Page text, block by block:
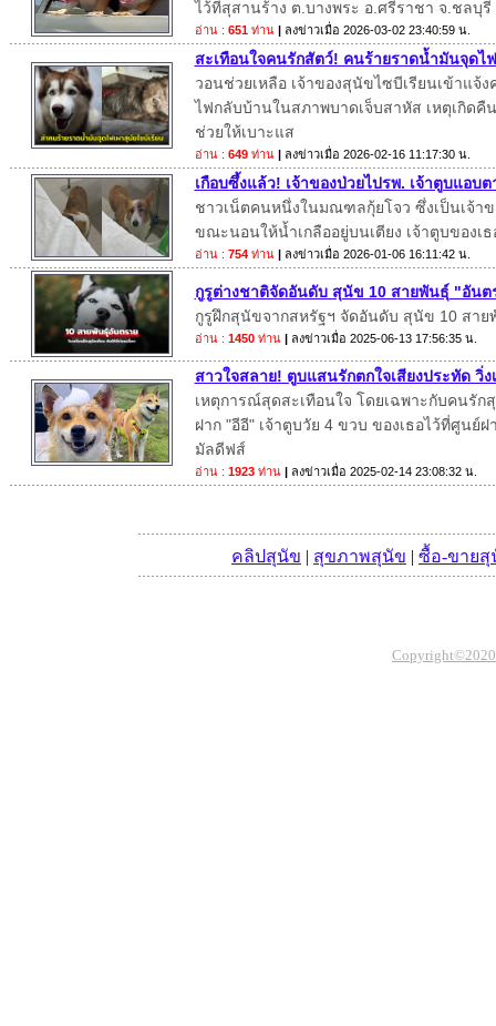
ไว้ที่สุสานร้าง ต.บางพระ อ.ศรีราชา จ.ชลบุรี
อ่าน : 651ท่าน | ลงข่าวเมื่อ 2026-03-02 23:40:59 น.
สะเทือนใจคนรักสัตว์! คนร้ายราดน้ำมันจุดไ
วอนช่วยเหลือ เจ้าของสุนัขไซบีเรียนเข้าแ
ไฟกลับบ้านในสภาพบาดเจ็บสาหัส เหตุเกิด
ช่วยให้เบาะแส
อ่าน : 649ท่าน | ลงข่าวเมื่อ 2026-02-16 11:17:30 น.
เกือบซึ้งแล้ว! เจ้าของป่วยไปรพ. เจ้าตูบแอบ
ชาวเน็ตคนหนึ่งในมณฑลกุ้ยโจว ซึ่งเป็นเจ้า
ขณะนอนให้น้ำเกลืออยู่บนเตียง เจ้าตูบของเ
อ่าน : 754ท่าน | ลงข่าวเมื่อ 2026-01-06 16:11:42 น.
กูรูต่างชาติจัดอันดับ สุนัข 10 สายพันธุ์ "อันต
กูรูฝึกสุนัขจากสหรัฐฯ จัดอันดับ สุนัข 10 สา
อ่าน : 1450ท่าน | ลงข่าวเมื่อ 2025-06-13 17:56:35 น.
สาวใจสลาย! ตูบแสนรักตกใจเสียงประทัด วิ่
เหตุการณ์สุดสะเทือนใจ โดยเฉพาะกับคนรั
ฝาก "อีอี" เจ้าตูบวัย 4 ขวบ ของเธอไว้ที่ศูนย์
มัลดีฟส์
อ่าน : 1923ท่าน | ลงข่าวเมื่อ 2025-02-14 23:08:32 น.
คลิปสุนัข | สุขภาพสุนัข | ซื้อ-ขายสุ
Copyright©2020